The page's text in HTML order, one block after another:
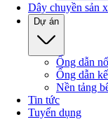
Dây chuyền sản
Dự án
Ống dẫn
Ống dẫn
Nền tảng
Tin tức
Tuyển dụng